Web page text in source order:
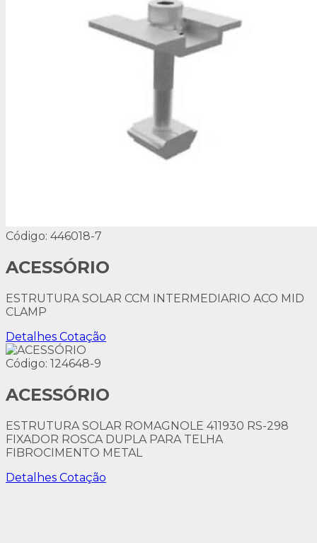
Código: 446018-7
ACESSÓRIO
ESTRUTURA SOLAR CCM INTERMEDIARIO ACO MID
CLAMP
Detalhes Cotação
Código: 124648-9
ACESSÓRIO
ESTRUTURA SOLAR ROMAGNOLE 411930 RS-298
FIXADOR ROSCA DUPLA PARA TELHA
FIBROCIMENTO METAL
Detalhes Cotação